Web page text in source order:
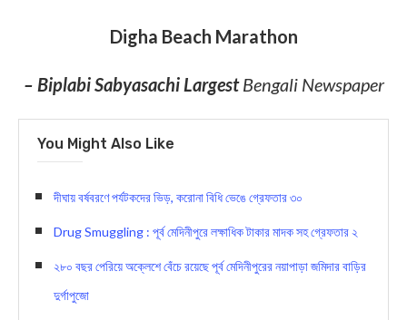
Digha Beach Marathon
– Biplabi Sabyasachi LargestBengali Newspaper
You Might Also Like
দীঘায় বর্ষবরণে পর্যটকদের ভিড়, করোনা বিধি ভেঙে গ্রেফতার ৩০
Drug Smuggling : পূর্ব মেদিনীপুরে লক্ষাধিক টাকার মাদক সহ গ্রেফতার ২
২৮০ বছর পেরিয়ে অক্লেশে বেঁচে রয়েছে পূর্ব মেদিনীপুরের নয়াপাড়া জমিদার বাড়ির
দুর্গাপুজো